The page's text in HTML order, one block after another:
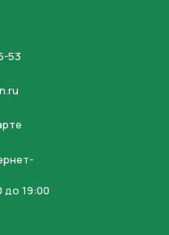
53
до 19:00